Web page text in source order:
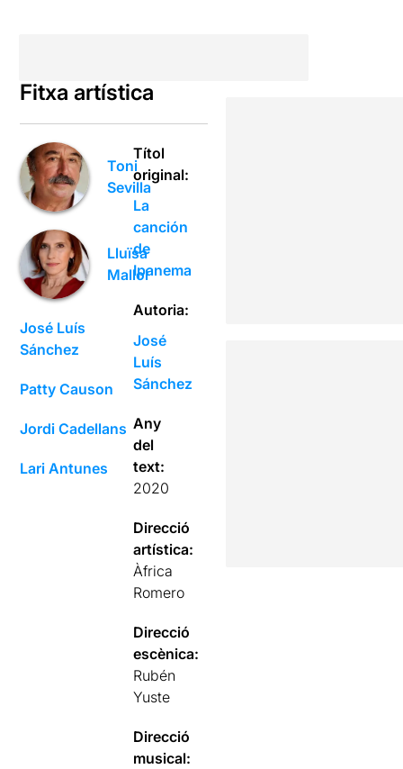
Fitxa artística
Toni
Sevilla
Lluïsa
Mallol
José Luís
Sánchez
Patty Causon
Jordi Cadellans
Lari Antunes
Títol
original:
La
canción
de
Ipanema
Autoria:
José
Luís
Sánchez
Any
del
text:
2020
Direcció
artística:
Àfrica
Romero
Direcció
escènica:
Rubén
Yuste
Direcció
musical: